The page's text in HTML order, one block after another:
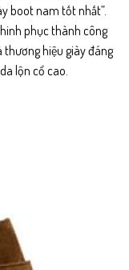
boot nam tốt nhất”.
phục thành công
thương hiệu giày đáng
lộn cổ cao.